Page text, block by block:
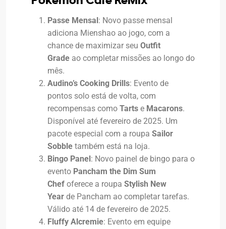
Passe Mensal: Novo passe mensal
adiciona Mienshao ao jogo, com a
chance de maximizar seu Outfit
Grade ao completar missões ao longo do
mês.
Audino’s Cooking Drills: Evento de
pontos solo está de volta, com
recompensas como Tarts e Macarons.
Disponível até fevereiro de 2025. Um
pacote especial com a roupa Sailor
Sobble também está na loja.
Bingo Panel: Novo painel de bingo para o
evento Pancham the Dim Sum
Chef oferece a roupa Stylish New
Year de Pancham ao completar tarefas.
Válido até 14 de fevereiro de 2025.
Fluffy Alcremie: Evento em equipe